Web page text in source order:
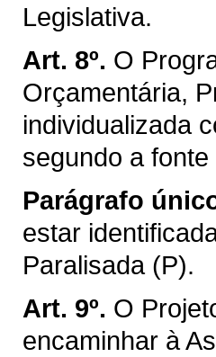
Legislativa.
Art. 8º. O
Orçamentária,
individualizada
segundo a
Parágrafo
estar
Paralisada (P).
Art. 9º. O
encaminhar à